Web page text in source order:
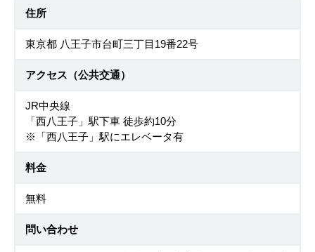
住所
東京都 八王子市台町三丁目19番22号
アクセス（公共交通）
JR中央線
「西八王子」駅下車 徒歩約10分
※「西八王子」駅にエレベータ有
料金
無料
問い合わせ